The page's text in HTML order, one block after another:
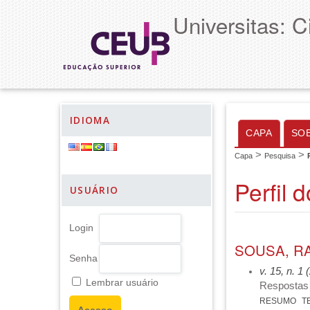
Universitas:
IDIOMA
USUÁRIO
Login
Senha
Lembrar usuário
CAPA
Capa > Pesquisa >
Perfil
SOUSA,
v. 15, n. 1
RESUMO